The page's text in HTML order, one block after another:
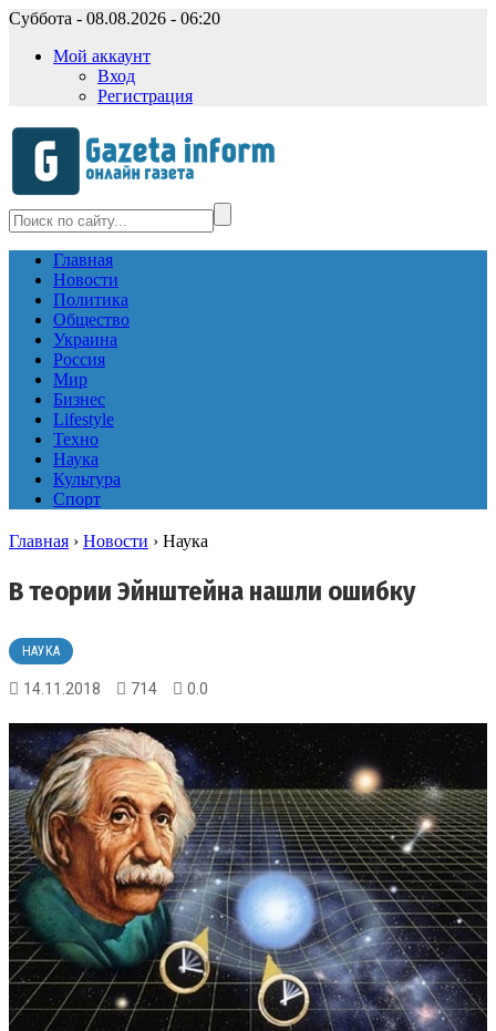
Суббота - 08.08.2026 - 06:20
Мой аккаунт
Вход
Регистрация
Главная
Новости
Политика
Общество
Украина
Россия
Мир
Бизнес
Lifestyle
Техно
Наука
Культура
Спорт
Главная › Новости › Наука
В теории Эйнштейна нашли ошибку
НАУКА
14.11.2018 714 0.0